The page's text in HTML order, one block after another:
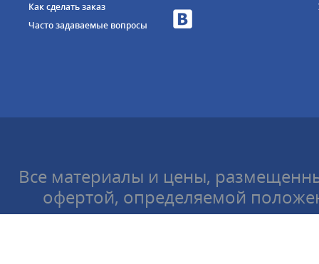
Как сделать заказ
Часто задаваемые вопросы
Все материалы и цены,
офертой, определяемой